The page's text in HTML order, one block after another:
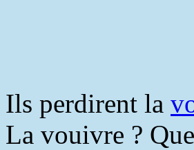
Ils perdirent la
La vouivre ?